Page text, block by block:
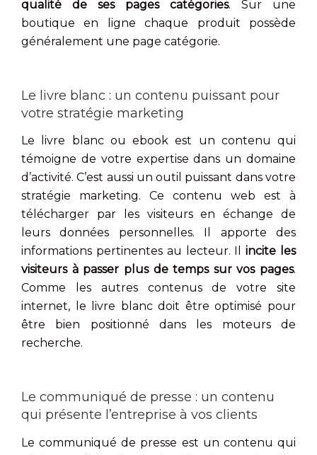
qualité de ses pages catégories. Sur une
boutique en ligne chaque produit possède
généralement une page catégorie.
Le livre blanc : un contenu puissant pour
votre stratégie marketing
Le livre blanc ou ebook est un contenu qui
témoigne de votre expertise dans un domaine
d’activité. C’est aussi un outil puissant dans votre
stratégie marketing. Ce contenu web est à
télécharger par les visiteurs en échange de
leurs données personnelles. Il apporte des
informations pertinentes au lecteur. Il
incite les
visiteurs à passer plus de temps sur vos pages.
Comme les autres contenus de votre site
internet, le livre blanc doit être optimisé pour
être bien positionné dans les moteurs de
recherche.
Le communiqué de presse : un contenu
qui présente l’entreprise à vos clients
Le communiqué de presse est un contenu qui